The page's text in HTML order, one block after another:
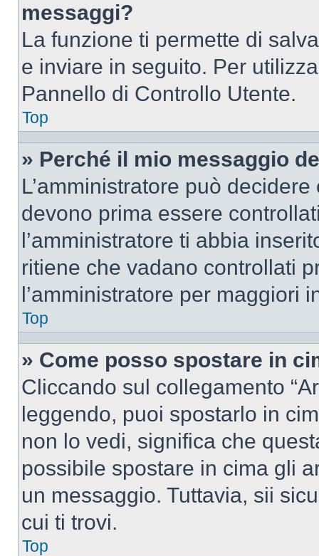
messaggi?
La funzione ti permette di
e inviare in seguito. Per
Pannello di Controllo Utente.
Top
» Perché il mio messaggio
L’amministratore può
devono prima essere
l’amministratore ti abbia
ritiene che vadano controllati
l’amministratore per maggiori
Top
» Come posso spostare in
Cliccando sul collegamento
leggendo, puoi spostarlo in
non lo vedi, significa che
possibile spostare in cima gli
un messaggio. Tuttavia, sii
cui ti trovi.
Top